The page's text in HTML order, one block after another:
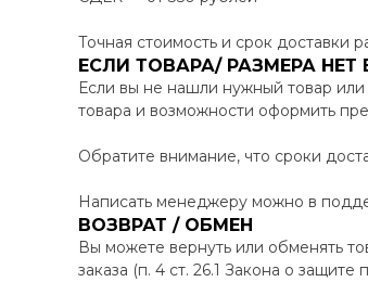
Точная стоимость и срок доставки
ЕСЛИ ТОВАРА/ РАЗМЕРА НЕТ
Если вы не нашли нужный товар
товара и возможности оформить
Обратите внимание, что сроки
Написать менеджеру можно в
ВОЗВРАТ / ОБМЕН
Вы можете вернуть или обменять
заказа (п. 4 ст. 26.1 Закона о